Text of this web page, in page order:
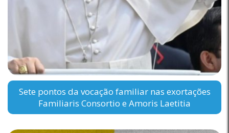
Sete pontos da vocação familiar nas exortações
Familiaris Consortio e Amoris Laetitia